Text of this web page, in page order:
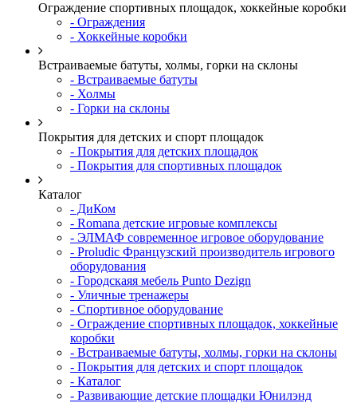
Ограждение спортивных площадок, хоккейные коробки
- Ограждения
- Хоккейные коробки
Встраиваемые батуты, холмы, горки на склоны
- Встраиваемые батуты
- Холмы
- Горки на склоны
Покрытия для детских и спорт площадок
- Покрытия для детских площадок
- Покрытия для спортивных площадок
Каталог
- ДиКом
- Romana детские игровые комплексы
- ЭЛМАФ современное игровое оборудование
- Proludic Французский производитель игрового
оборудования
- Городскаяя мебель Punto Dezign
- Уличные тренажеры
- Спортивное оборудование
- Ограждение спортивных площадок, хоккейные
коробки
- Встраиваемые батуты, холмы, горки на склоны
- Покрытия для детских и спорт площадок
- Каталог
- Развивающие детские площадки Юнилэнд